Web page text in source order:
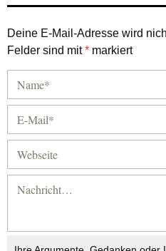
Deine E-Mail-Adresse wird
Felder sind mit* markiert